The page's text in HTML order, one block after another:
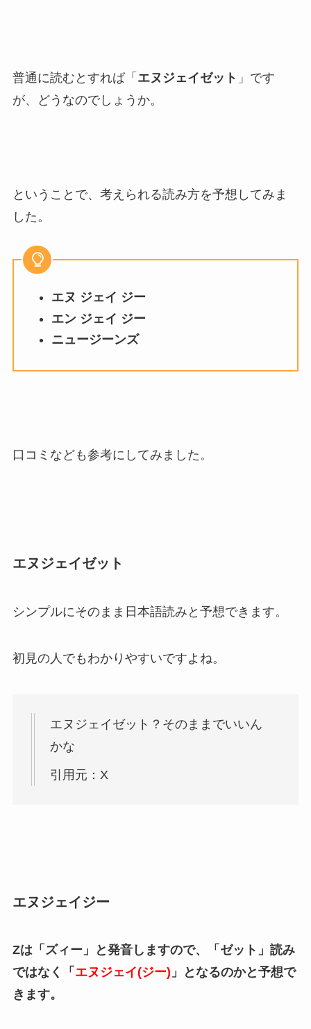
普通に読むとすれば「 エヌジェイゼット 」です
が、どうなのでしょうか。
ということで、考えられる読み方を予想してみま
した。
エヌ ジェイ ジー
エン ジェイ ジー
ニュージーンズ
口コミなども参考にしてみました。
エヌジェイゼット
シンプルにそのまま日本語読みと予想できます。
初見の人でもわかりやすいですよね。
エヌジェイゼット？そのままでいいん
かな
引用元：X
エヌジェイジー
Zは「ズィー」と発音しますので、「ゼット」読み
ではなく「 エヌジェイ(ジー) 」となるのかと予想で
きます。